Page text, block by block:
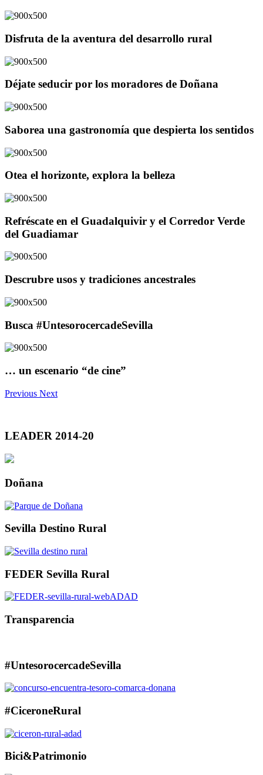
Disfruta de la aventura del desarrollo rural
Déjate seducir por los moradores de Doñana
Saborea una gastronomía que despierta los sentidos
Otea el horizonte, explora la belleza
Refréscate en el Guadalquivir y el Corredor Verde
del Guadiamar
Descrubre usos y tradiciones ancestrales
Busca #UntesorocercadeSevilla
… un escenario “de cine”
Previous Next
LEADER 2014-20
Doñana
Sevilla Destino Rural
FEDER Sevilla Rural
Transparencia
#UntesorocercadeSevilla
#CiceroneRural
Bici&Patrimonio